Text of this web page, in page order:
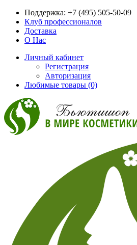
Поддержка: +7 (495) 505-50-09
Клуб профессионалов
Доставка
О Нас
Личный кабинет
Регистрация
Авторизация
Любимые товары (0)